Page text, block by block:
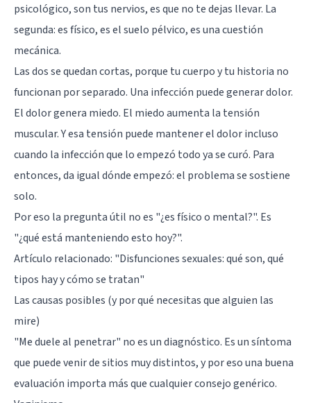
psicológico, son tus nervios, es que no te dejas llevar. La
segunda: es físico, es el suelo pélvico, es una cuestión
mecánica.
Las dos se quedan cortas, porque tu cuerpo y tu historia no
funcionan por separado. Una infección puede generar dolor.
El dolor genera miedo. El miedo aumenta la tensión
muscular. Y esa tensión puede mantener el dolor incluso
cuando la infección que lo empezó todo ya se curó. Para
entonces, da igual dónde empezó: el problema se sostiene
solo.
Por eso la pregunta útil no es "¿es físico o mental?". Es
"¿qué está manteniendo esto hoy?".
Artículo relacionado: "Disfunciones sexuales: qué son, qué
tipos hay y cómo se tratan"
Las causas posibles (y por qué necesitas que alguien las
mire)
"Me duele al penetrar" no es un diagnóstico. Es un síntoma
que puede venir de sitios muy distintos, y por eso una buena
evaluación importa más que cualquier consejo genérico.